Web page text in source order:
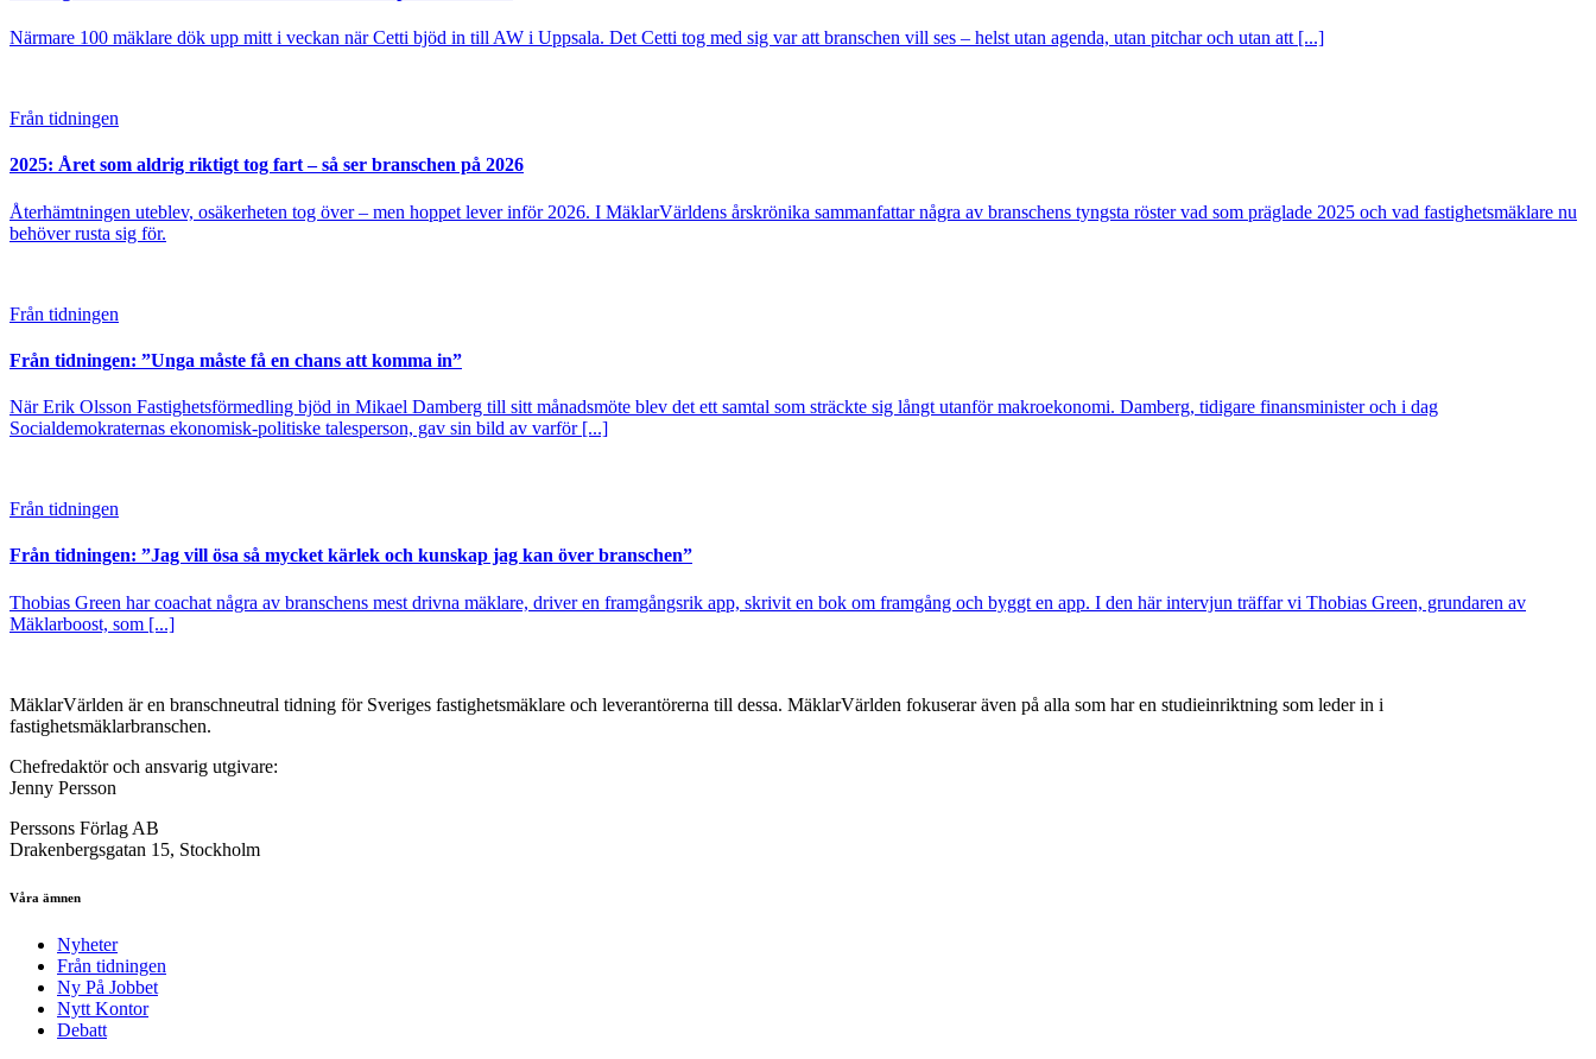
Närmare 100 mäklare dök upp mitt i veckan när Cetti bjöd in till AW i Uppsala. Det Cetti tog med sig var att branschen vill ses – helst utan agenda, utan pitchar och utan att [...]
Från tidningen
2025: Året som aldrig riktigt tog fart – så ser branschen på 2026
Återhämtningen uteblev, osäkerheten tog över – men hoppet lever inför 2026. I MäklarVärldens årskrönika sammanfattar några av branschens tyngsta röster vad som präglade 2025 och vad fastighetsmäklare nu
behöver rusta sig för.
Från tidningen
Från tidningen: ”Unga måste få en chans att komma in”
När Erik Olsson Fastighetsförmedling bjöd in Mikael Damberg till sitt månadsmöte blev det ett samtal som sträckte sig långt utanför makroekonomi. Damberg, tidigare finansminister och i dag
Socialdemokraternas ekonomisk-politiske talesperson, gav sin bild av varför [...]
Från tidningen
Från tidningen: ”Jag vill ösa så mycket kärlek och kunskap jag kan över branschen”
Thobias Green har coachat några av branschens mest drivna mäklare, driver en framgångsrik app, skrivit en bok om framgång och byggt en app. I den här intervjun träffar vi Thobias Green, grundaren av
Mäklarboost, som [...]
MäklarVärlden är en branschneutral tidning för Sveriges fastighetsmäklare och leverantörerna till dessa. MäklarVärlden fokuserar även på alla som har en studieinriktning som leder in i
fastighetsmäklarbranschen.
Chefredaktör och ansvarig utgivare:
Jenny Persson
Perssons Förlag AB
Drakenbergsgatan 15, Stockholm
Våra ämnen
Nyheter
Från tidningen
Ny På Jobbet
Nytt Kontor
Debatt